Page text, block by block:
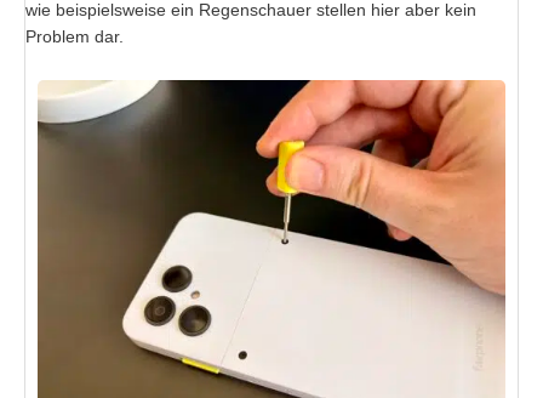
wie beispielsweise ein Regenschauer stellen hier aber kein
Problem dar.